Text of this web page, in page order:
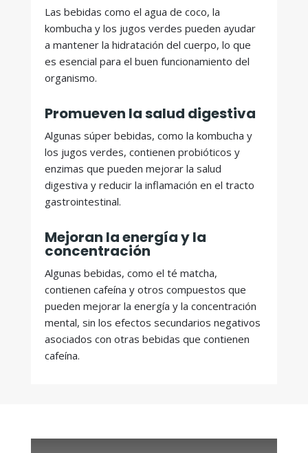
Las bebidas como el agua de coco, la
kombucha y los jugos verdes pueden ayudar
a mantener la hidratación del cuerpo, lo que
es esencial para el buen funcionamiento del
organismo.
Promueven la salud digestiva
Algunas súper bebidas, como la kombucha y
los jugos verdes, contienen probióticos y
enzimas que pueden mejorar la salud
digestiva y reducir la inflamación en el tracto
gastrointestinal.
Mejoran la energía y la
concentración
Algunas bebidas, como el té matcha,
contienen cafeína y otros compuestos que
pueden mejorar la energía y la concentración
mental, sin los efectos secundarios negativos
asociados con otras bebidas que contienen
cafeína.